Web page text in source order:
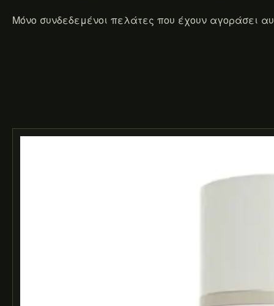
Μόνο συνδεδεμένοι πελάτες που έχουν αγοράσει